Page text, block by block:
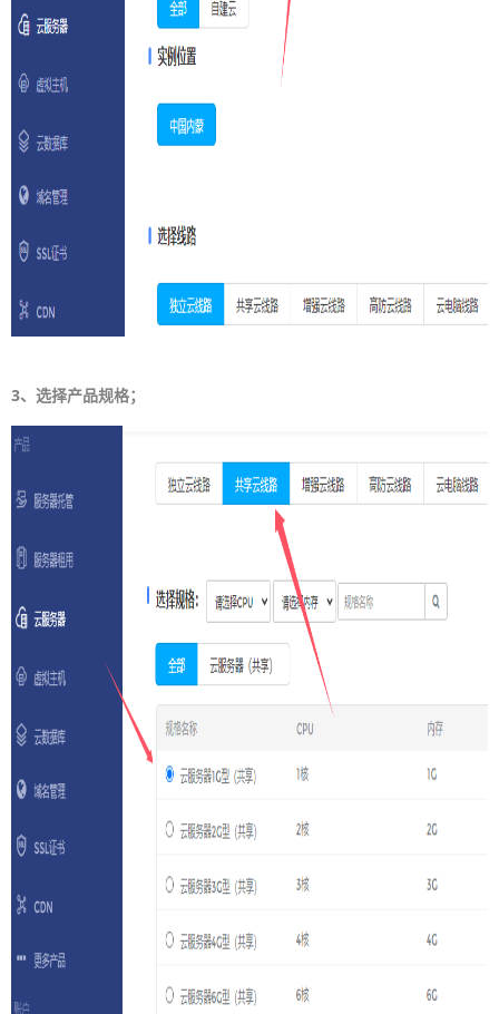
3、选择产品规格；